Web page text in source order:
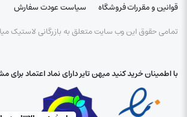
قوانین و مقررات فروشگاه
سیاست عودت سفارش
تمامی حقوق این وب سایت متعلق به بازرگانی لاستیک
با اطمینان خرید کنید میهن تایر دارای نماد اعتماد